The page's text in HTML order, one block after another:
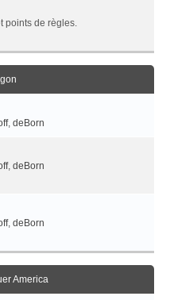
points de règles.
, deBorn
, deBorn
, deBorn
America